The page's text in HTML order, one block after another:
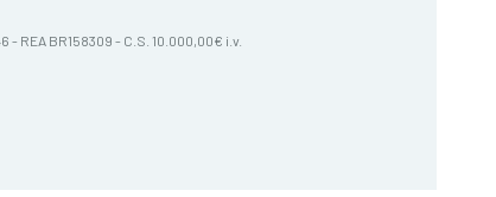
REA BR158309 - C.S. 10.000,00€ i.v.